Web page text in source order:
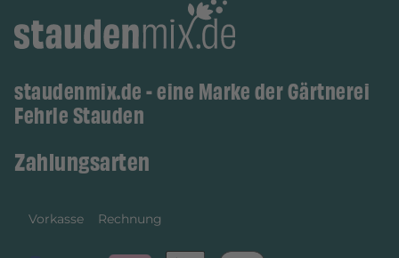
staudenmix.de - eine Marke der Gärtnerei
Fehrle Stauden
Zahlungsarten
Vorkasse Rechnung